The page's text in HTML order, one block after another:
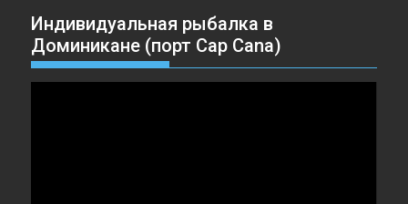
Индивидуальная рыбалка в
Доминикане (порт Cap Cana)